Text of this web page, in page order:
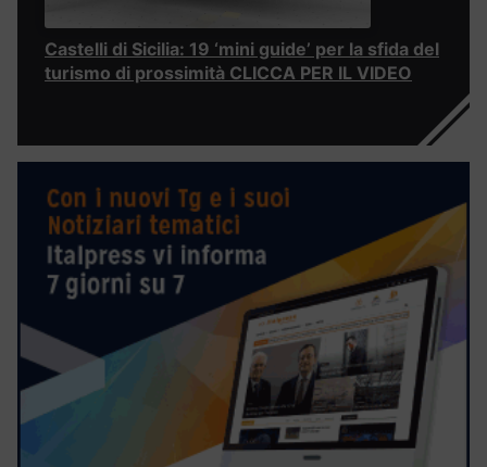
Castelli di Sicilia: 19 ‘mini guide’ per la sfida del
turismo di prossimità CLICCA PER IL VIDEO